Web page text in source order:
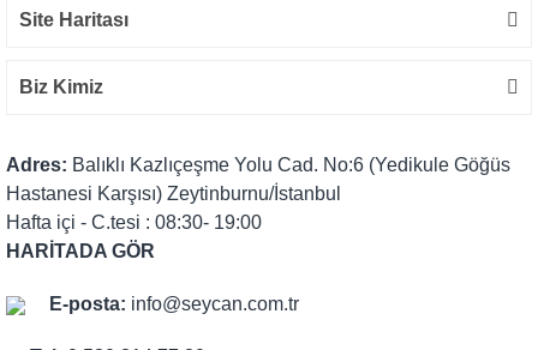
Site Haritası
Biz Kimiz
Adres: Balıklı Kazlıçeşme Yolu Cad. No:6 (Yedikule Göğüs
Hastanesi Karşısı) Zeytinburnu/İstanbul
Hafta içi - C.tesi : 08:30- 19:00
HARİTADA GÖR
E-posta: info@seycan.com.tr